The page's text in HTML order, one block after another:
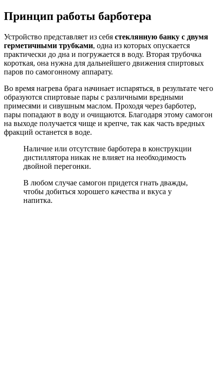
Принцип работы барботера
Устройство представляет из себя стеклянную банку с двумя
герметичными трубками, одна из которых опускается
практически до дна и погружается в воду. Вторая трубочка
короткая, она нужна для дальнейшего движения спиртовых
паров по самогонному аппарату.
Во время нагрева брага начинает испаряться, в результате чего
образуются спиртовые пары с различными вредными
примесями и сивушным маслом. Проходя через барботер,
пары попадают в воду и очищаются. Благодаря этому самогон
на выходе получается чище и крепче, так как часть вредных
фракций останется в воде.
Наличие или отсутствие барботера в конструкции
дистиллятора никак не влияет на необходимость
двойной перегонки.
В любом случае самогон придется гнать дважды,
чтобы добиться хорошего качества и вкуса у
напитка.